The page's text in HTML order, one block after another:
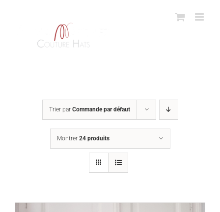
Trier par Commande par défaut
Montrer 24 produits